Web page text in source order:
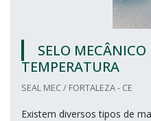
SELO
TEMPERATURA
SEAL MEC / FORTALEZA - CE
Existem diversos tipos de